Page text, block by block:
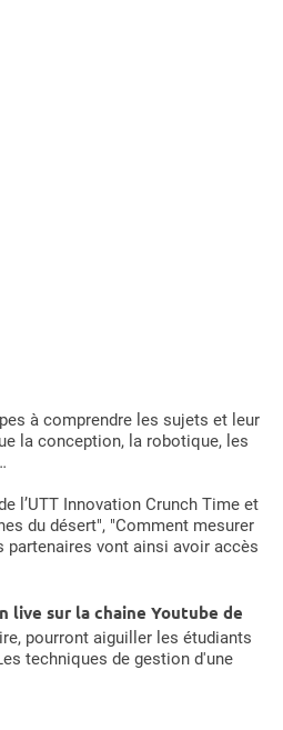
à comprendre les sujets et leur
la conception, la robotique, les
l’UTT Innovation Crunch Time et
du désert", "Comment mesurer
partenaires vont ainsi avoir accès
live sur la chaine Youtube de
pourront aiguiller les étudiants
techniques de gestion d'une